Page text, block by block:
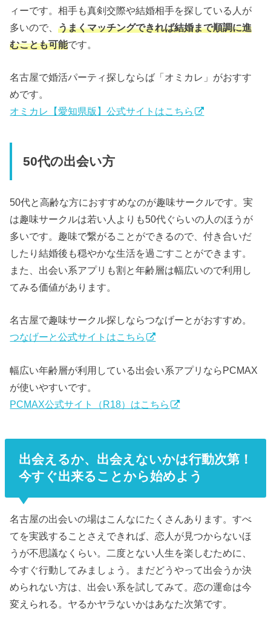
ィーです。相手も真剣交際や結婚相手を探している人が
多いので、うまくマッチングできれば結婚まで順調に進
むことも可能です。
名古屋で婚活パーティ探しならば「オミカレ」がおすす
めです。
オミカレ【愛知県版】公式サイトはこちら
50代の出会い方
50代と高齢な方におすすめなのが趣味サークルです。実
は趣味サークルは若い人よりも50代ぐらいの人のほうが
多いです。趣味で繋がることができるので、付き合いだ
したり結婚後も穏やかな生活を過ごすことができます。
また、出会い系アプリも割と年齢層は幅広いので利用し
てみる価値があります。
名古屋で趣味サークル探しならつなげーとがおすすめ。
つなげーと公式サイトはこちら
幅広い年齢層が利用している出会い系アプリならPCMAX
が使いやすいです。
PCMAX公式サイト（R18）はこちら
出会えるか、出会えないかは行動次第！
今すぐ出来ることから始めよう
名古屋の出会いの場はこんなにたくさんあります。すべ
てを実践することさえできれば、恋人が見つからないほ
うが不思議なくらい。二度とない人生を楽しむために、
今すぐ行動してみましょう。まだどうやって出会うか決
められない方は、出会い系を試してみて。恋の運命は今
変えられる。ヤるかヤラないかはあなた次第です。